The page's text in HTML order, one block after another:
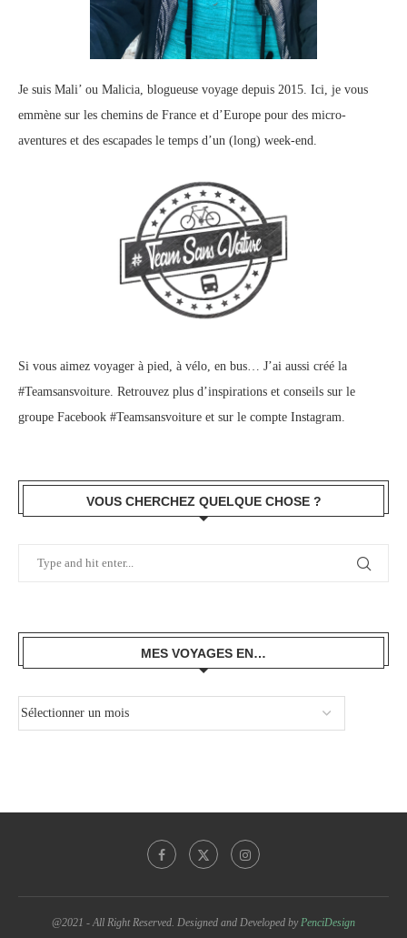
Je suis Mali’ ou Malicia, blogueuse voyage depuis 2015. Ici, je vous
emmène sur les chemins de France et d’Europe pour des micro-
aventures et des escapades le temps d’un (long) week-end.
Si vous aimez voyager à pied, à vélo, en bus… J’ai aussi créé la
#Teamsansvoiture. Retrouvez plus d’inspirations et conseils sur le
groupe Facebook #Teamsansvoiture et sur le compte Instagram.
VOUS CHERCHEZ QUELQUE CHOSE ?
MES VOYAGES EN…
@2021 - All Right Reserved. Designed and Developed byPenciDesign